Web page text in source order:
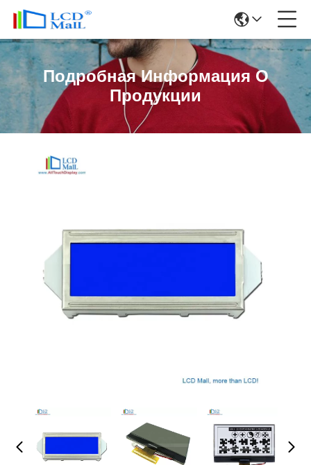
Подробная Информация О
Продукции